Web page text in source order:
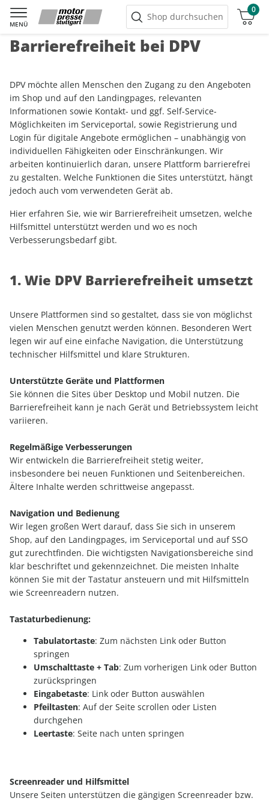
MENÜ
Shop durchsuchen
0
Warenkorb
Barrierefreiheit bei DPV
DPV möchte allen Menschen den Zugang zu den Angeboten
im Shop und auf den Landingpages, relevanten
Informationen sowie Kontakt- und ggf. Self-Service-
Möglichkeiten im Serviceportal, sowie Registrierung und
Login für digitale Angebote ermöglichen – unabhängig von
individuellen Fähigkeiten oder Einschränkungen. Wir
arbeiten kontinuierlich daran, unsere Plattform barrierefrei
zu gestalten. Welche Funktionen die Sites unterstützt, hängt
jedoch auch vom verwendeten Gerät ab.
Hier erfahren Sie, wie wir Barrierefreiheit umsetzen, welche
Hilfsmittel unterstützt werden und wo es noch
Verbesserungsbedarf gibt.
1. Wie DPV Barrierefreiheit umsetzt
Unsere Plattformen sind so gestaltet, dass sie von möglichst
vielen Menschen genutzt werden können. Besonderen Wert
legen wir auf eine einfache Navigation, die Unterstützung
technischer Hilfsmittel und klare Strukturen.
Unterstützte Geräte und Plattformen
Sie können die Sites über Desktop und Mobil nutzen. Die
Barrierefreiheit kann je nach Gerät und Betriebssystem leicht
variieren.
Regelmäßige Verbesserungen
Wir entwickeln die Barrierefreiheit stetig weiter,
insbesondere bei neuen Funktionen und Seitenbereichen.
Ältere Inhalte werden schrittweise angepasst.
Navigation und Bedienung
Wir legen großen Wert darauf, dass Sie sich in unserem
Shop, auf den Landingpages, im Serviceportal und auf SSO
gut zurechtfinden. Die wichtigsten Navigationsbereiche sind
klar beschriftet und gekennzeichnet. Die meisten Inhalte
können Sie mit der Tastatur ansteuern und mit Hilfsmitteln
wie Screenreadern nutzen.
Tastaturbedienung:
Tabulatortaste: Zum nächsten Link oder Button
springen
Umschalttaste + Tab: Zum vorherigen Link oder Button
zurückspringen
Eingabetaste: Link oder Button auswählen
Pfeiltasten: Auf der Seite scrollen oder Listen
durchgehen
Leertaste: Seite nach unten springen
Screenreader und Hilfsmittel
Unsere Seiten unterstützen die gängigen Screenreader bzw.